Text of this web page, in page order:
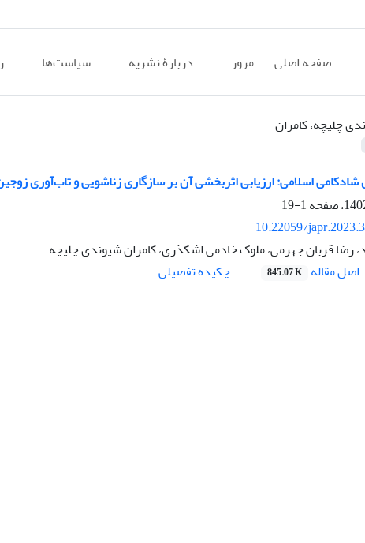
صفحه اصلی مرور دربارۀ نشریه سیاست‌ها
چلیچه، کامران
اسلامی: ارزیابی اثربخشی آن بر سازگاری زناشویی و تاب‌آوری
1-19
10.22059/
رضا قربان جهرمی، ملوک خادمی اشکذری، کامران شیوندی چلیچه
اصل مقاله 845.07 K چکیده تفصیلی